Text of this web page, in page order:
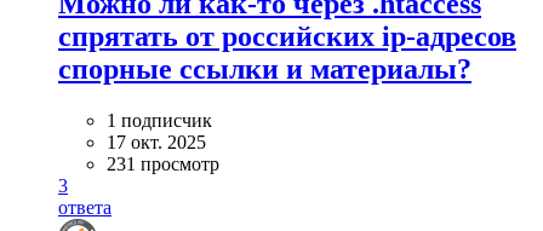
спрятать от российских ip-адресов
спорные ссылки и материалы?
1 подписчик
17 окт. 2025
231 просмотр
3
ответа